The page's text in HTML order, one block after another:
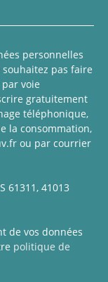
personnelles
souhaitez pas faire
voie
gratuitement
téléphonique,
la consommation,
ou par courrier
61311, 41013
de vos données
politique de